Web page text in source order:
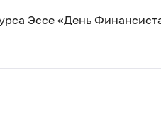
Эссе «День